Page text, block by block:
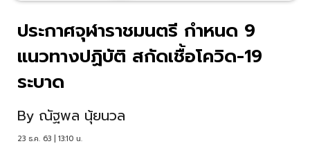
ประกาศจุฬาราชมนตรี กำหนด 9
แนวทางปฏิบัติ สกัดเชื้อโควิด-19
ระบาด
By ณัฐพล นุ้ยนวล
23 ธ.ค. 63 | 13:10 น.